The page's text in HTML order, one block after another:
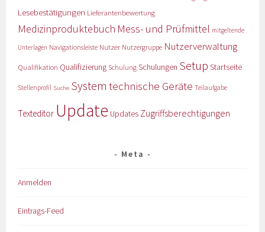
Lesebestätigungen Lieferantenbewertung
Medizinproduktebuch Mess- und Prüfmittel mitgeltende
Unterlagen Navigationsleiste Nutzer Nutzergruppe Nutzerverwaltung
Qualifikation Qualifizierung Schulung Schulungen Setup Startseite
Stellenprofil Suche System technische Geräte Teilaufgabe
Texteditor Update Updates Zugriffsberechtigungen
Meta
Anmelden
Eintrags-Feed